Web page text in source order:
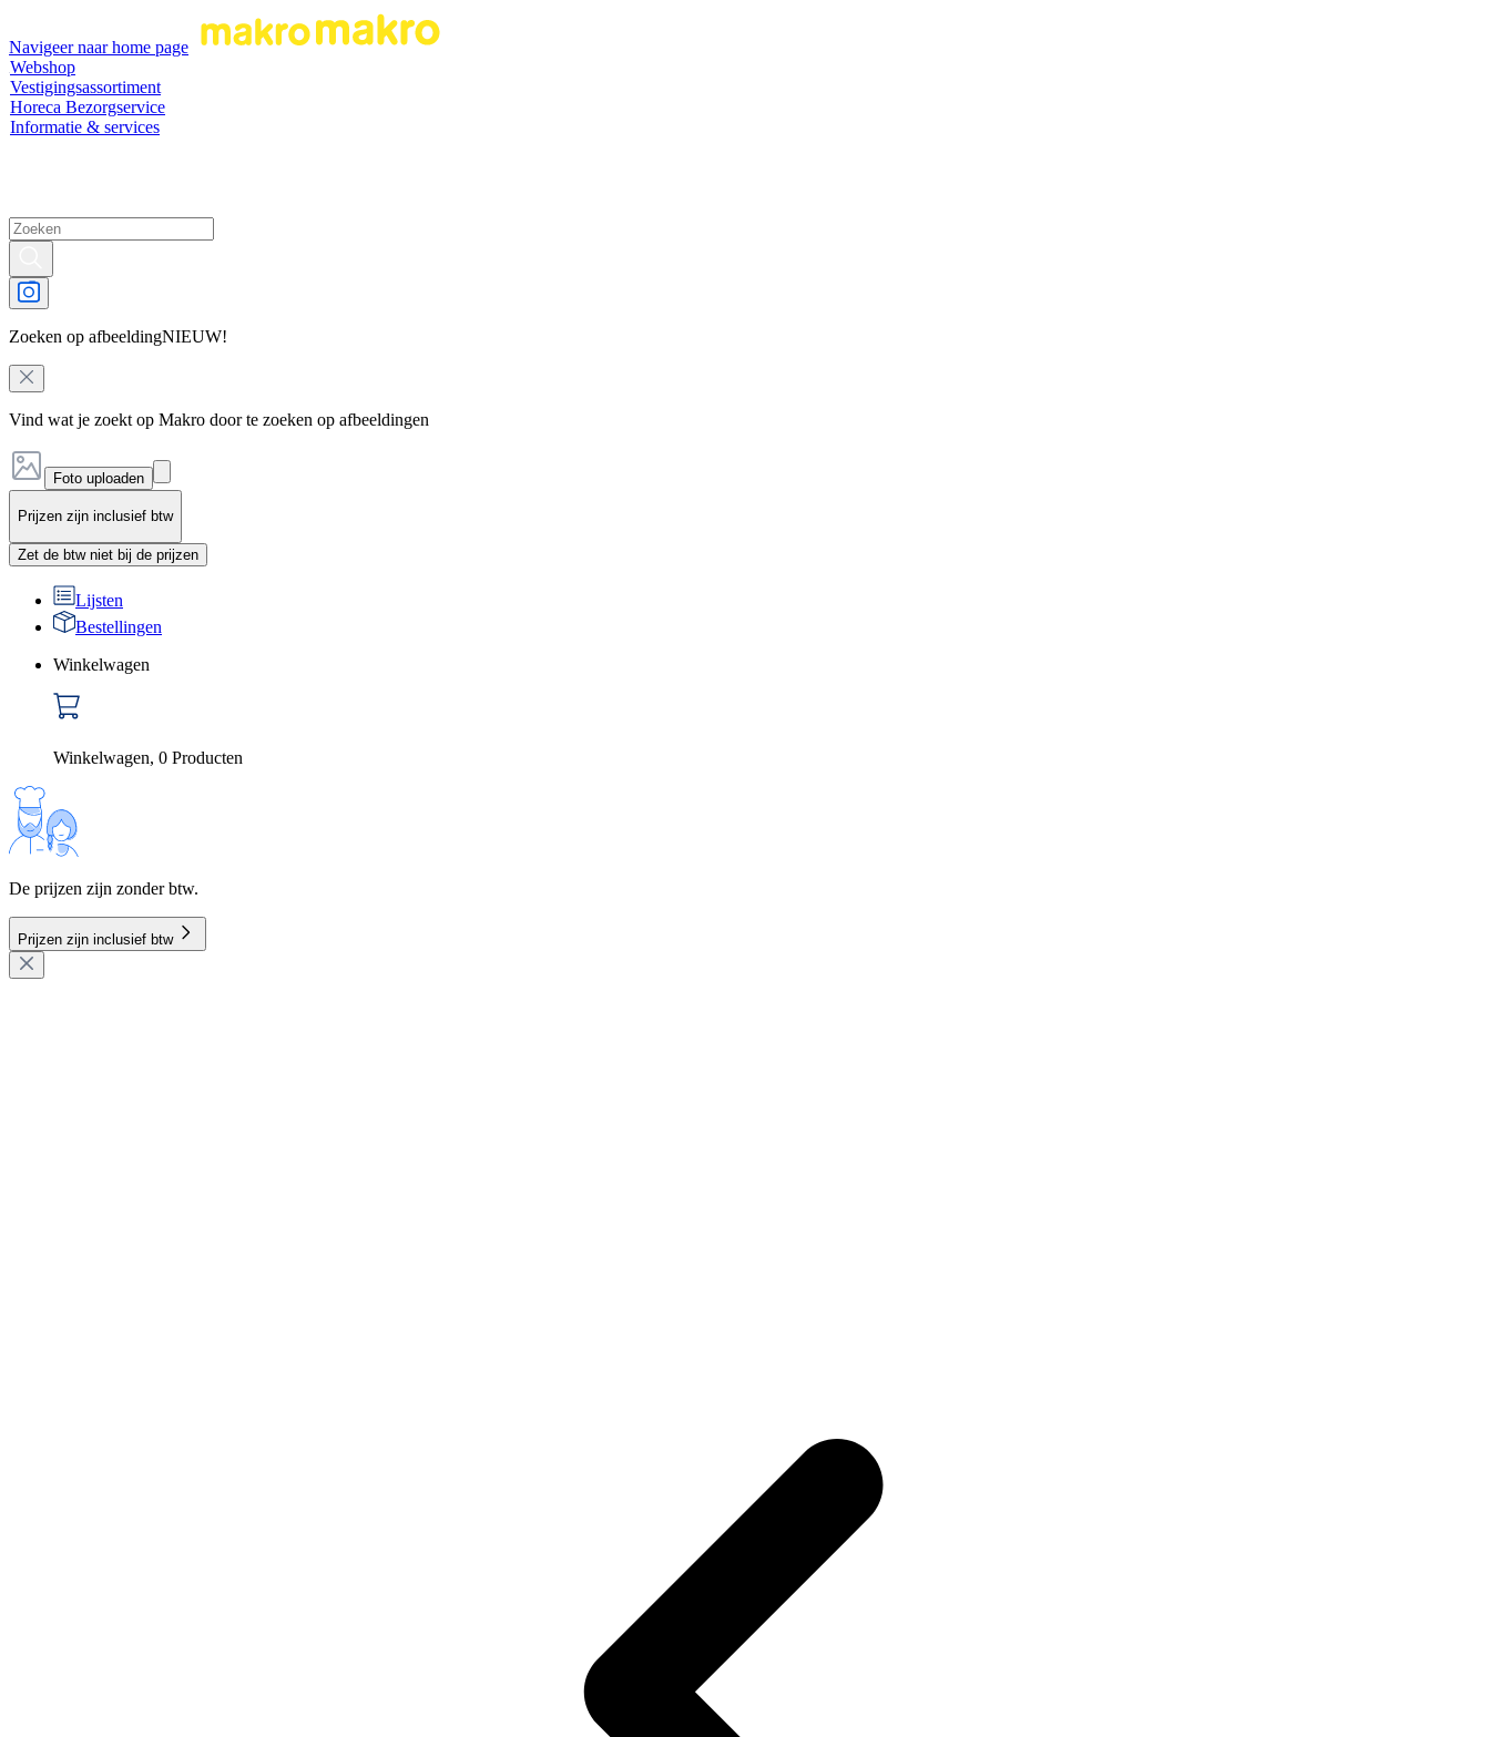
Navigeer naar home page
Webshop
Vestigingsassortiment
Horeca Bezorgservice
Informatie & services
Zoeken op afbeeldingNIEUW!
Vind wat je zoekt op Makro door te zoeken op afbeeldingen
Foto uploaden
Prijzen zijn inclusief btw
Zet de btw niet bij de prijzen
Lijsten
Bestellingen
Winkelwagen
Winkelwagen, 0 Producten
De prijzen zijn zonder btw.
Prijzen zijn inclusief btw